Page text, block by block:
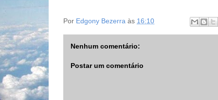
Por Edgony Bezerra às 16:10
Nenhum comentário:
Postar um comentário